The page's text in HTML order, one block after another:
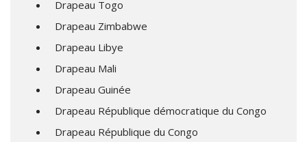
Drapeau Togo
Drapeau Zimbabwe
Drapeau Libye
Drapeau Mali
Drapeau Guinée
Drapeau République démocratique du Congo
Drapeau République du Congo